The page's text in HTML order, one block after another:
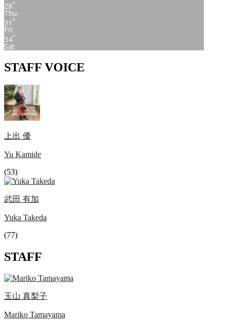
28°
Thu
31 °
Fri
34°
Sat
STAFF VOICE
上出 優
Yu Kamide
(53)
武田 有加
Yuka Takeda
(77)
STAFF
玉山 真梨子
Mariko Tamayama